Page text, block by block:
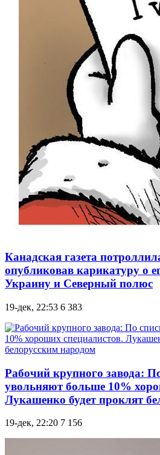
Канадская газета
опубликовав карикатуру о
Украину и Северный полюс
19-дек, 22:53 6 383
Рабочий крупного завода:
увольняют больше 10%
Лукашенко будет проклят
19-дек, 22:20 7 156